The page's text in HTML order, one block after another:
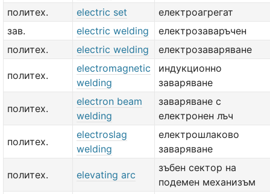
политех. electric set
електроагрегат
зав.
electric welding
електрозаваръчен
политех.
electric welding електрозаваряване
политех.
electromagnetic
welding
индукционно
заваряване
политех.
electron beam
welding
заваряване с
електронен лъч
политех.
electroslag
welding
електрошлаково
заваряване
политех. elevating arc
зъбен сектор на
подемен механизъм